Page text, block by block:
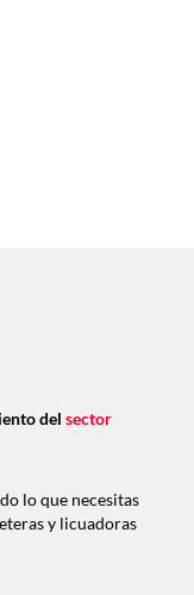
del sector
lo que necesitas
y licuadoras